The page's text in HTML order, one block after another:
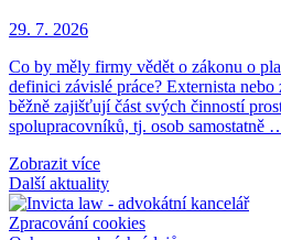
29. 7. 2026
Co by měly firmy vědět o zákonu o
definici závislé práce? Externista nebo
běžně zajišťují část svých činností
spolupracovníků, tj. osob samostatně
Zobrazit více
Další aktuality
Zpracování cookies